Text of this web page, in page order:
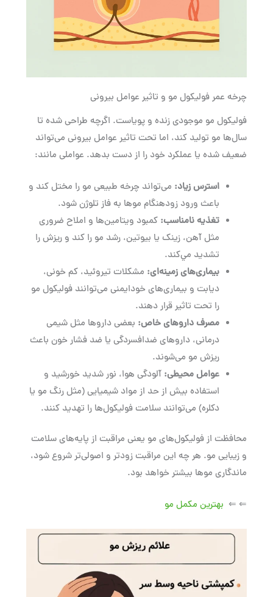
چرخه عمر فولیکول مو و تاثیر عوامل بیرونی
فولیکول مو موجودی زنده و پویاست. اگرچه طراحی شده تا
سال‌ها مو تولید کند، اما تحت تاثیر عوامل بیرونی می‌تواند
ضعیف شده یا عملکرد خود را از دست بدهد. عواملی مانند:
استرس زیاد: می‌تواند چرخه طبیعی مو را مختل کند و
باعث ورود زودهنگام موها به فاز تلوژن شود.
تغذیه نامناسب: کمبود ویتامین‌ها و املاح ضروری
مثل آهن، زینک یا بيوتين، رشد مو را كند و ريزش را
تشديد مي‌كند.
بیماری‌های زمینه‌ای: مشکلات تیروئید، کم خونی،
دیابت و بیماری‌های خودایمنی می‌توانند فولیکول مو
را تحت تاثیر قرار دهند.
مصرف داروهای خاص: بعضی داروها مثل شیمی
درمانی، داروهای ضدافسردگی یا ضد فشار خون باعث
ریزش مو می‌شوند.
عوامل محیطی: آلودگی هوا، نور شدید خورشید و
استفاده بیش از حد از مواد شیمیایی (مثل رنگ مو یا
دکلره) می‌توانند سلامت فولیکول‌ها را تهدید کنند.
محافظت از فولیکول‌های مو یعنی مراقبت از پایه‌های سلامت
و زیبایی مو. هر چه این مراقبت زودتر و اصولی‌تر شروع شود،
ماندگاری موها بیشتر خواهد بود.
⇐ ⇐ بهترین مکمل‌ مو